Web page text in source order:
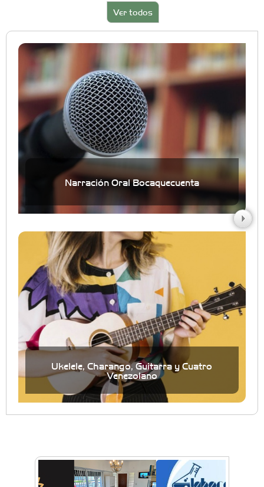
Ver todos
Narración Oral Bocaquecuenta
Ukelele, Charango, Guitarra y Cuatro
Venezolano